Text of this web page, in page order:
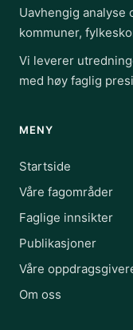
Uavhengig analyse
kommuner,
Vi leverer
med høy faglig
MENY
Startside
Våre fagområder
Faglige innsikter
Publikasjoner
Våre
Om oss